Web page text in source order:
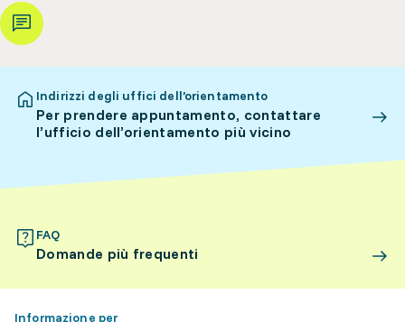
Indirizzi degli uffici dell’orientamento
Per prendere appuntamento, contattare
l’ufficio dell’orientamento più vicino
FAQ
Domande più frequenti
Informazione per